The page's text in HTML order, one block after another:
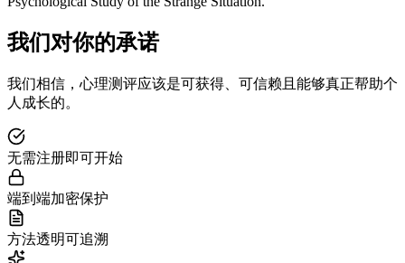
我们对你的承诺
我们相信，心理测评应该是可获得、可信赖且能够真正帮助个
人成长的。
无需注册即可开始
端到端加密保护
方法透明可追溯